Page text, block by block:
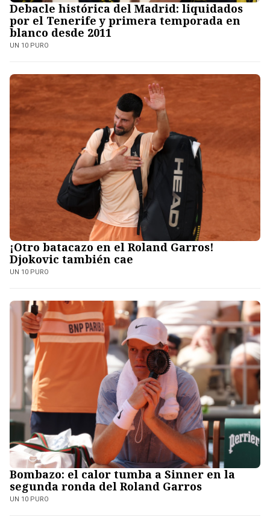
Debacle histórica del Madrid: liquidados
por el Tenerife y primera temporada en
blanco desde 2011
UN 10 PURO
¡Otro batacazo en el Roland Garros!
Djokovic también cae
UN 10 PURO
Bombazo: el calor tumba a Sinner en la
segunda ronda del Roland Garros
UN 10 PURO